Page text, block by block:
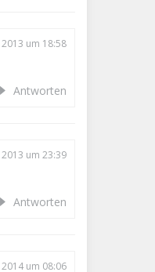
2013 um 18:58
Antworten
2013 um 23:39
Antworten
um 08:06